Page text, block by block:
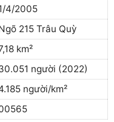
4/2005
215 Trâu Quỳ
km²
người (2022)
người/km²